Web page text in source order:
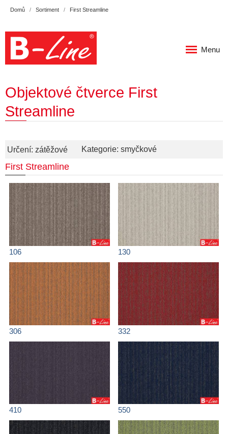
Domů Sortiment First Streamline
Menu
Objektové čtverce First
Streamline
Určení: zátěžové Kategorie: smyčkové
First Streamline
106 130
306 332
410 550